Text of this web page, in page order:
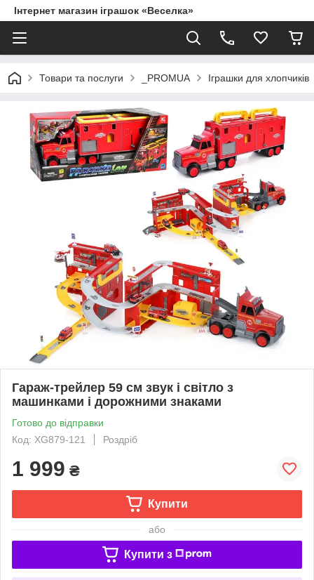
Інтернет магазин іграшок «Веселка»
Товари та послуги _PROMUA Іграшки для хлопчиків
Гараж-трейлер 59 см звук і світло з
машинками і дорожними знаками
Готово до відправки
Код: XG879-121
Роздріб
1 999 ₴
Купити
або
Купити з